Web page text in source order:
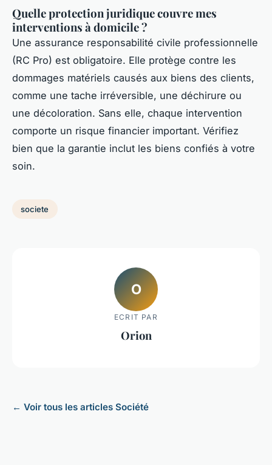
Quelle protection juridique couvre mes
interventions à domicile ?
Une assurance responsabilité civile professionnelle
(RC Pro) est obligatoire. Elle protège contre les
dommages matériels causés aux biens des clients,
comme une tache irréversible, une déchirure ou
une décoloration. Sans elle, chaque intervention
comporte un risque financier important. Vérifiez
bien que la garantie inclut les biens confiés à votre
soin.
societe
O
ECRIT PAR
Orion
← Voir tous les articles Société